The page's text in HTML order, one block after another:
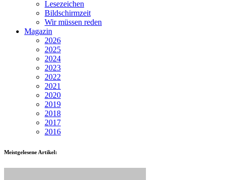
Lesezeichen
Bildschirmzeit
Wir müssen reden
Magazin
2026
2025
2024
2023
2022
2021
2020
2019
2018
2017
2016
Meistgelesene Artikel: